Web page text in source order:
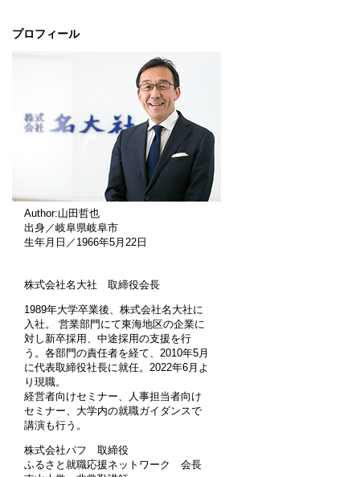
プロフィール
Author:山田哲也
出身／岐阜県岐阜市
生年月日／1966年5月22日
株式会社名大社 取締役会長
1989年大学卒業後、株式会社名大社に
入社。 営業部門にて東海地区の企業に
対し新卒採用、中途採用の支援を行
う。各部門の責任者を経て、2010年5月
に代表取締役社長に就任。2022年6月よ
り現職。
経営者向けセミナー、人事担当者向け
セミナー、大学内の就職ガイダンスで
講演も行う。
株式会社パフ 取締役
ふるさと就職応援ネットワーク 会長